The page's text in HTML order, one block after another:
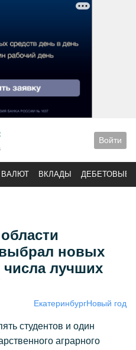
Войти
ВАЛЮТ ВКЛАДЫ ДЕБЕТОВЫЕ
выбрал новых
числа лучших
ЕкатеринбургНовый год
студентов и один
аграрного